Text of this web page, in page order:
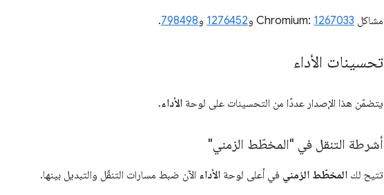
مشاكل Chromium: 1267033 و1276452 و798498
.
تحسينات الأداء
يتضمّن هذا الإصدار عددًا من التحسينات على لوحة الأداء.
أشرطة التنقل في "المخطّط الزمني"
تتيح لك المخطّط الزمني في أعلى لوحة الأداء الآن ضبط مسارات التنقّل والتبديل بينها.